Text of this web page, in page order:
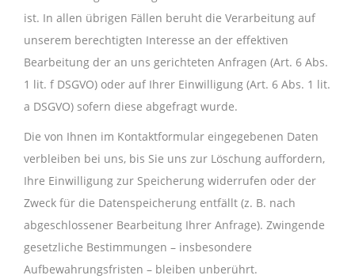
ist. In allen übrigen Fällen beruht die Verarbeitung auf
unserem berechtigten Interesse an der effektiven
Bearbeitung der an uns gerichteten Anfragen (Art. 6 Abs.
1 lit. f DSGVO) oder auf Ihrer Einwilligung (Art. 6 Abs. 1 lit.
a DSGVO) sofern diese abgefragt wurde.
Die von Ihnen im Kontaktformular eingegebenen Daten
verbleiben bei uns, bis Sie uns zur Löschung auffordern,
Ihre Einwilligung zur Speicherung widerrufen oder der
Zweck für die Datenspeicherung entfällt (z. B. nach
abgeschlossener Bearbeitung Ihrer Anfrage). Zwingende
gesetzliche Bestimmungen – insbesondere
Aufbewahrungsfristen – bleiben unberührt.